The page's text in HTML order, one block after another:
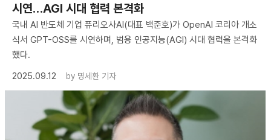
시연…AGI 시대 협력 본격화
국내 AI 반도체 기업 퓨리오사AI(대표 백준호)가 OpenAI 코리아 개소
식서 GPT-OSS를 시연하며, 범용 인공지능(AGI) 시대 협력을 본격화
했다.
2025.09.12
by 명세환 기자